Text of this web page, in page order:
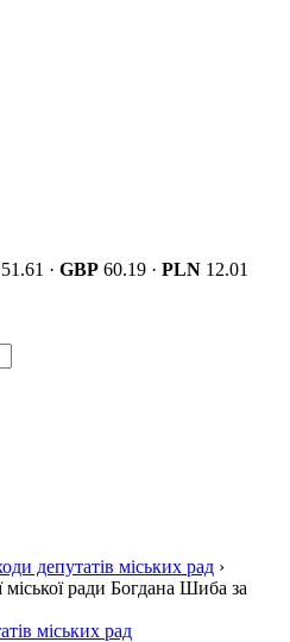
51.61 · GBP 60.19 · PLN 12.01
депутатів міських рад ›
міської ради Богдана Шиба за
міських рад